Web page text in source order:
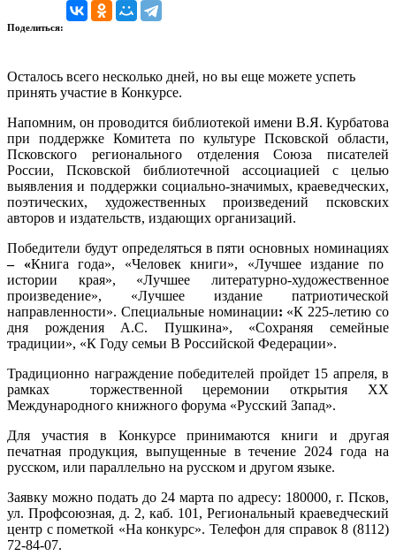
Поделиться:
Осталось всего несколько дней, но вы еще можете успеть
принять участие в Конкурсе.
Напомним, он проводится библиотекой имени В.Я. Курбатова
при поддержке Комитета по культуре Псковской области,
Псковского регионального отделения Союза писателей
России, Псковской библиотечной ассоциацией с целью
выявления и поддержки социально-значимых, краеведческих,
поэтических, художественных произведений псковских
авторов и издательств, издающих организаций.
Победители будут определяться в пяти основных номинациях
– «Книга года», «Человек книги», «Лучшее издание по
истории края», «Лучшее литературно-художественное
произведение», «Лучшее издание патриотической
направленности». Специальные номинации: «К 225-летию со
дня рождения А.С. Пушкина», «Сохраняя семейные
традиции», «К Году семьи В Российской Федерации».
Традиционно награждение победителей пройдет 15 апреля, в
рамках торжественной церемонии открытия XX
Международного книжного форума «Русский Запад».
Для участия в Конкурсе принимаются книги и другая
печатная продукция, выпущенные в течение 2024 года на
русском, или параллельно на русском и другом языке.
Заявку можно подать до 24 марта по адресу: 180000, г. Псков,
ул. Профсоюзная, д. 2, каб. 101, Региональный краеведческий
центр с пометкой «На конкурс». Телефон для справок 8 (8112)
72-84-07.